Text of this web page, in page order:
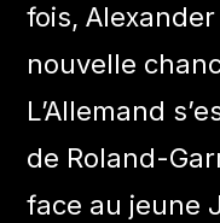
fois,
nouvelle
L’Allemand
de Roland-
face au jeune